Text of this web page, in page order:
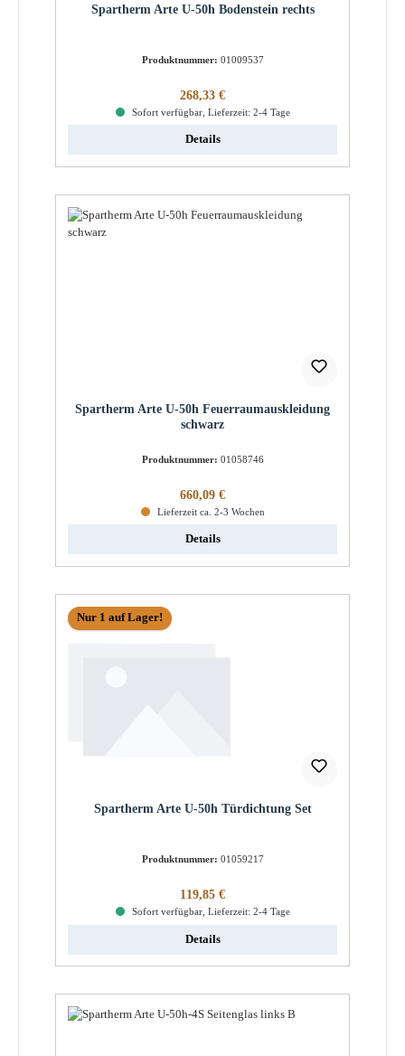
Spartherm Arte U-50h Bodenstein rechts
Produktnummer: 01009537
Regulärer Preis:
268,33 €
Sofort verfügbar, Lieferzeit: 2-4 Tage
Details
Spartherm Arte U-50h Feuerraumauskleidung
schwarz
Produktnummer: 01058746
Regulärer Preis:
660,09 €
Lieferzeit ca. 2-3 Wochen
Details
Nur 1 auf Lager!
Spartherm Arte U-50h Türdichtung Set
Produktnummer: 01059217
Regulärer Preis:
119,85 €
Sofort verfügbar, Lieferzeit: 2-4 Tage
Details